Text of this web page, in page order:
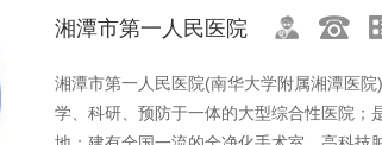
湘潭市第一人民医院
湘潭市第一人民医院(南华大学附属湘潭医
学、科研、预防于一体的大型综合性医院；